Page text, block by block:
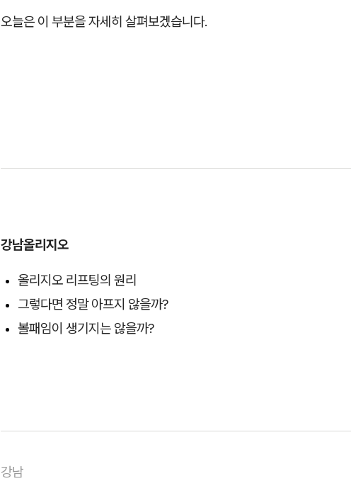
오늘은 이 부분을 자세히 살펴보겠습니다.
강남올리지오
올리지오 리프팅의 원리
그렇다면 정말 아프지 않을까?
볼패임이 생기지는 않을까?
강남